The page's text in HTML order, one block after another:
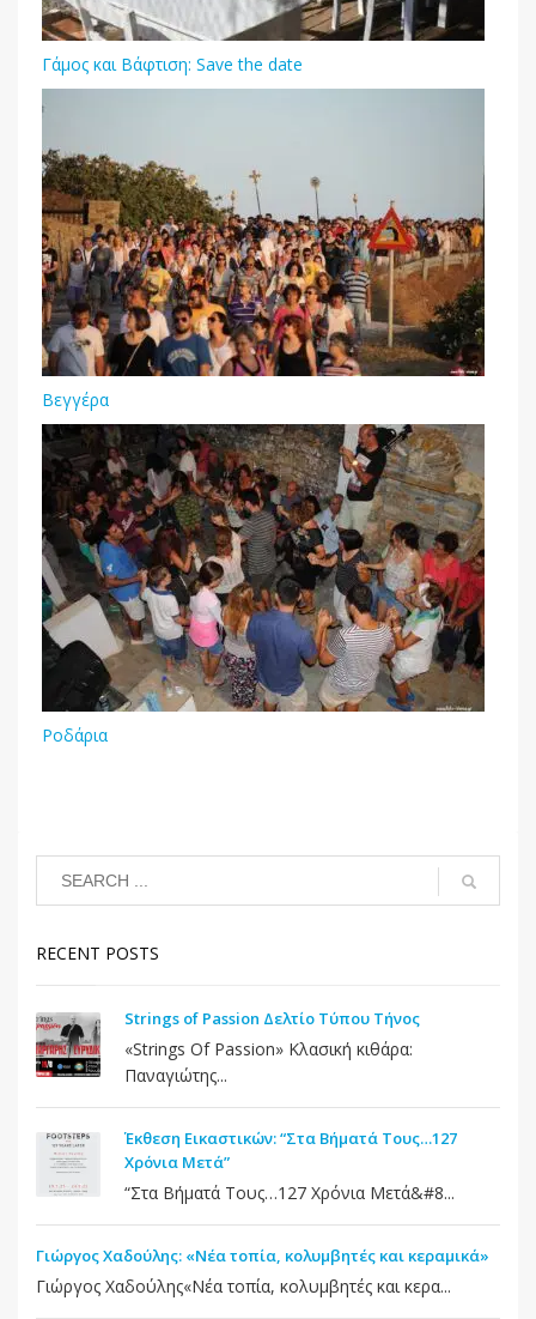
Γάμος και Βάφτιση: Save the date
Βεγγέρα
Ροδάρια
RECENT POSTS
Strings of Passion Δελτίο Τύπου Τήνος
«Strings Of Passion» Κλασική κιθάρα:
Παναγιώτης...
Έκθεση Εικαστικών: “Στα Βήματά Τους…127
Χρόνια Μετά”
“Στα Βήματά Τους…127 Χρόνια Μετά&#8...
Γιώργος Χαδούλης: «Νέα τοπία, κολυμβητές και κεραμικά»
Γιώργος Χαδούλης«Νέα τοπία, κολυμβητές και κερα...